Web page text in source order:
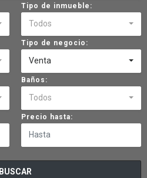
Tipo de inmueble:
Todos
Tipo de negocio:
Venta
Baños:
Todos
Precio hasta:
BUSCAR